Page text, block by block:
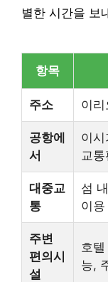
별한 시간을 보
항목
주소 이
공항에
서
이
교
대중교
통
섬
이
주변
편의시
설
호
능,